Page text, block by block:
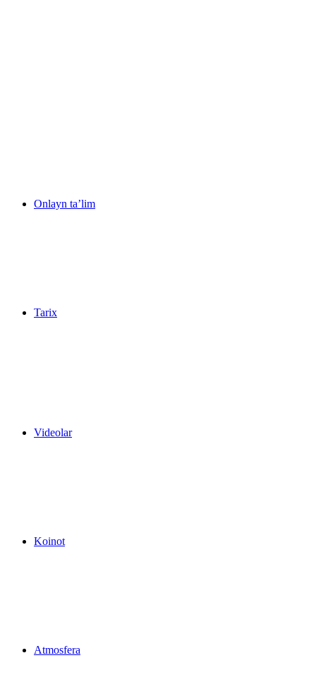
Onlayn ta’lim
Tarix
Videolar
Koinot
Atmosfera